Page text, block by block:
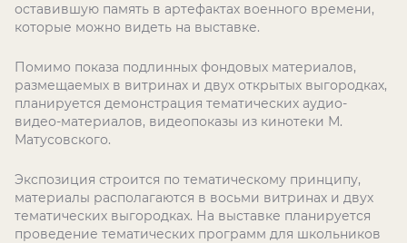
оставившую память в артефактах военного времени,
которые можно видеть на выставке.
Помимо показа подлинных фондовых материалов,
размещаемых в витринах и двух открытых выгородках,
планируется демонстрация тематических аудио-
видео-материалов, видеопоказы из кинотеки М.
Матусовского.
Экспозиция строится по тематическому принципу,
материалы располагаются в восьми витринах и двух
тематических выгородках. На выставке планируется
проведение тематических программ для школьников